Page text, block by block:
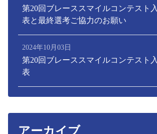
第20回ブレーススマイルコンテスト
表と最終選考ご協力のお願い
2024年10月03日
第20回ブレーススマイルコンテスト
表
アーカイブ